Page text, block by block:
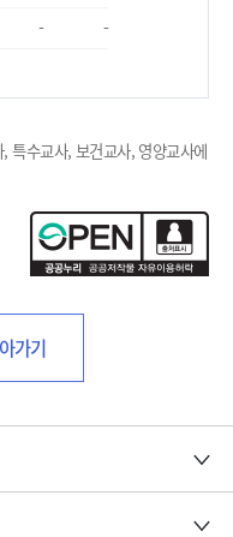
- -
특수교사, 보건교사, 영양교사에
가기